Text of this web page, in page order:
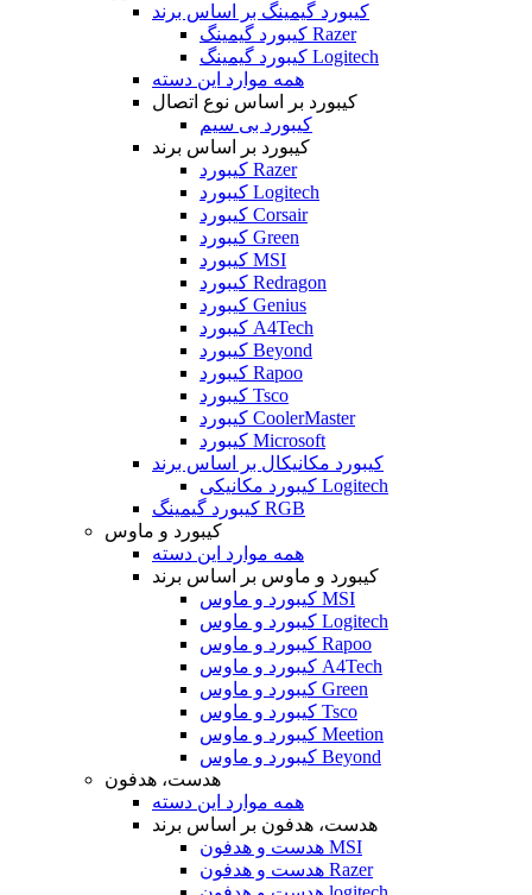
کیبورد گیمینگ بر اساس برند
کیبورد گیمینگ Razer
کیبورد گیمینگ Logitech
همه موارد این دسته
کیبورد بر اساس نوع اتصال
کیبورد بی سیم
کیبورد بر اساس برند
کیبورد Razer
کیبورد Logitech
کیبورد Corsair
کیبورد Green
کیبورد MSI
کیبورد Redragon
کیبورد Genius
کیبورد A4Tech
کیبورد Beyond
کیبورد Rapoo
کیبورد Tsco
کیبورد CoolerMaster
کیبورد Microsoft
کیبورد مکانیکال بر اساس برند
کیبورد مکانیکی Logitech
کیبورد گیمینگ RGB
کیبورد و ماوس
همه موارد این دسته
کیبورد و ماوس بر اساس برند
کیبورد و ماوس MSI
کیبورد و ماوس Logitech
کیبورد و ماوس Rapoo
کیبورد و ماوس A4Tech
کیبورد و ماوس Green
کیبورد و ماوس Tsco
کیبورد و ماوس Meetion
کیبورد و ماوس Beyond
هدست، هدفون
همه موارد این دسته
هدست، هدفون بر اساس برند
هدست و هدفون MSI
هدست و هدفون Razer